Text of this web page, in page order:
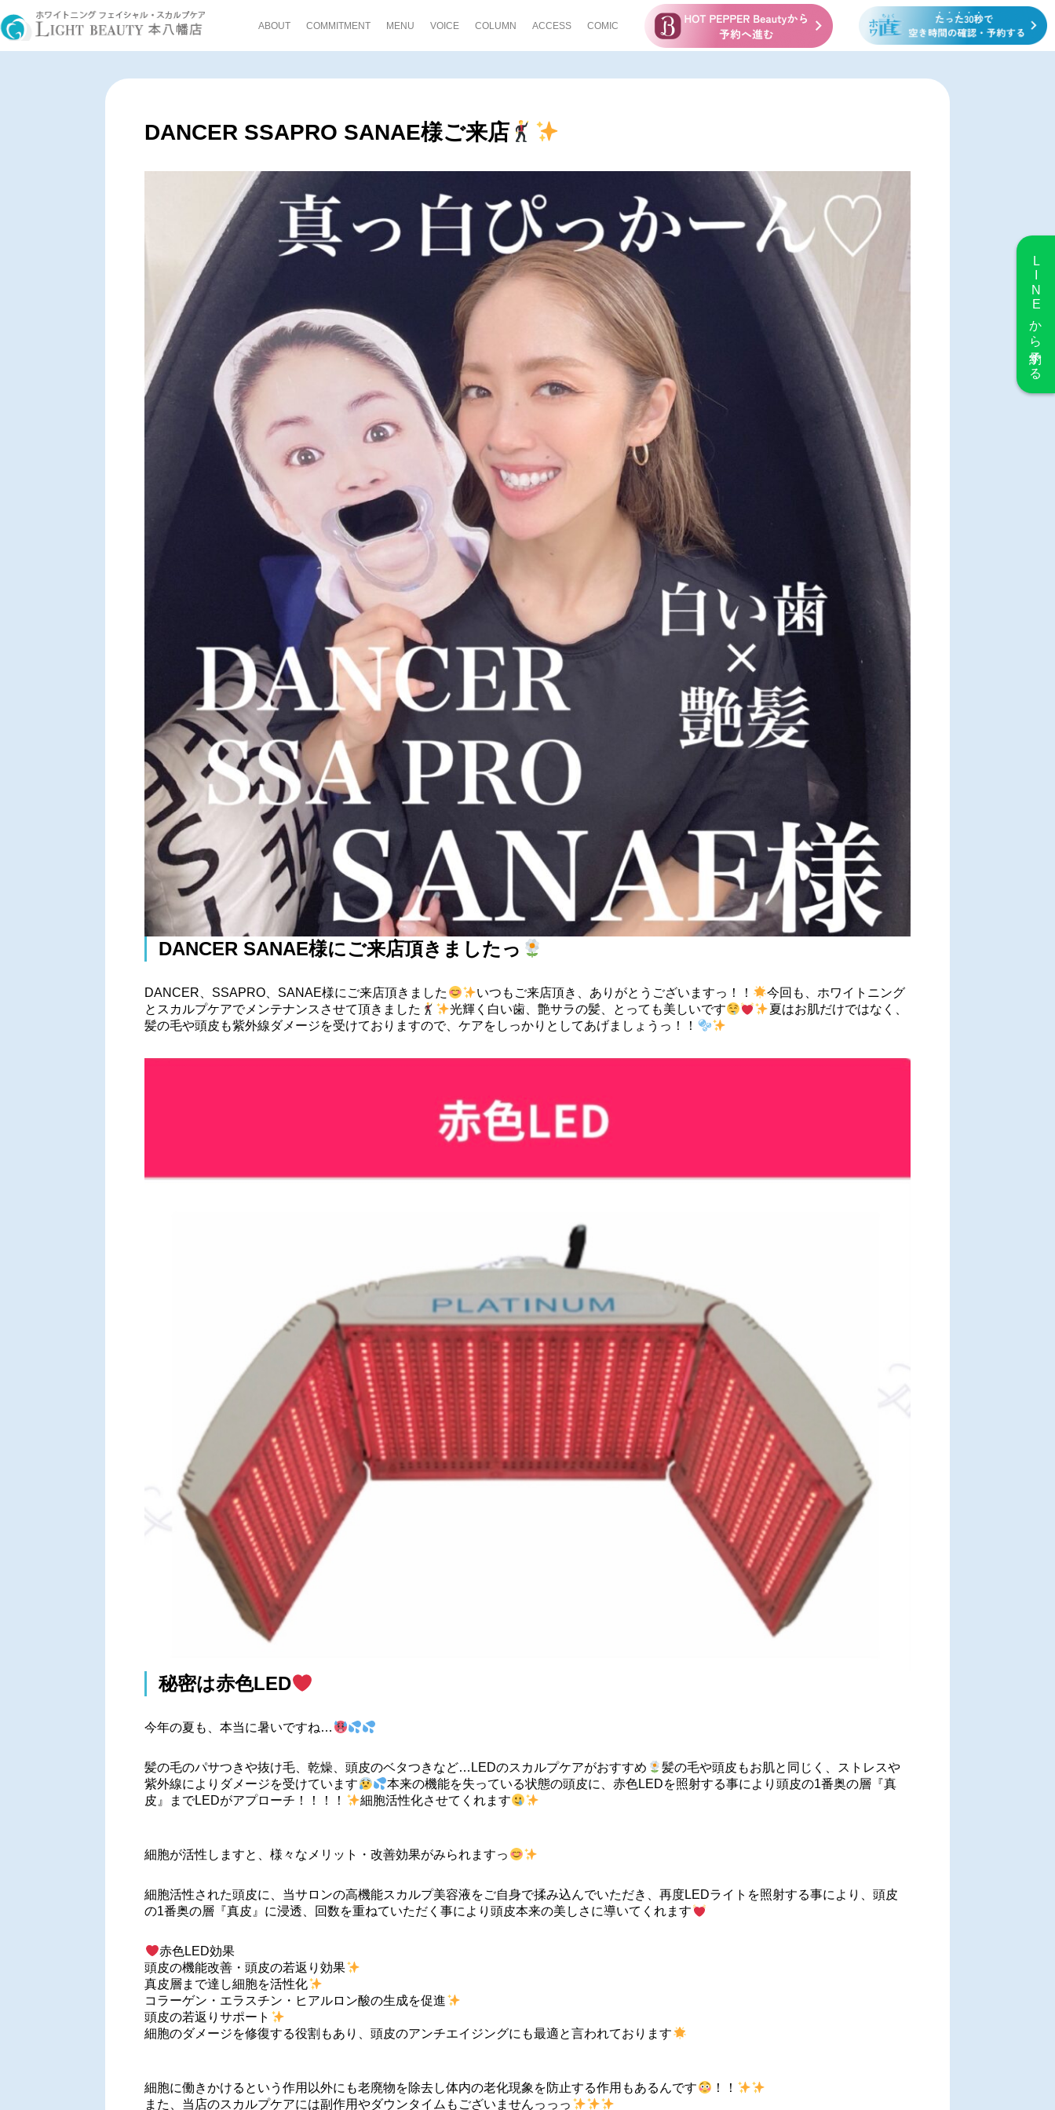
ABOUT COMMITMENT MENU VOICE COLUMN ACCESS COMIC
LINE
から予約する
DANCER SSAPRO SANAE様ご来店
DANCER SANAE様にご来店頂きましたっ
DANCER、SSAPRO、SANAE様にご来店頂きました いつもご来店頂き、ありがとうございますっ！！
今回も、ホワイトニング
とスカルプケアでメンテナンスさせて頂きました
光輝く白い歯、艶サラの髪、とっても美しいです
夏はお肌だけではなく、
髪の毛や頭皮も紫外線ダメージを受けておりますので、ケアをしっかりとしてあげましょうっ！！
秘密は赤色LED
今年の夏も、本当に暑いですね…
髪の毛のパサつきや抜け毛、乾燥、頭皮のベタつきなど…LEDのスカルプケアがおすすめ
髪の毛や頭皮もお肌と同じく、ストレスや
紫外線によりダメージを受けています
本来の機能を失っている状態の頭皮に、赤色LEDを照射する事により頭皮の1番奥の層『真
皮』までLEDがアプローチ！！！！
細胞活性化させてくれます
細胞が活性しますと、様々なメリット・改善効果がみられますっ
細胞活性された頭皮に、当サロンの高機能スカルプ美容液をご自身で揉み込んでいただき、再度LEDライトを照射する事により、頭皮
の1番奥の層『真皮』に浸透、回数を重ねていただく事により頭皮本来の美しさに導いてくれます
赤色LED効果
頭皮の機能改善・頭皮の若返り効果
真皮層まで達し細胞を活性化
コラーゲン・エラスチン・ヒアルロン酸の生成を促進
頭皮の若返りサポート
細胞のダメージを修復する役割もあり、頭皮のアンチエイジングにも最適と言われております
細胞に働きかけるという作用以外にも老廃物を除去し体内の老化現象を防止する作用もあるんです
！！
また、当店のスカルプケアには副作用やダウンタイムもございませんっっっ